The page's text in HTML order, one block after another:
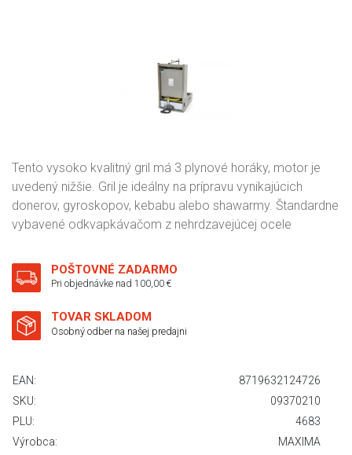
Tento vysoko kvalitný gril má 3 plynové horáky, motor je
uvedený nižšie. Gril je ideálny na prípravu vynikajúcich
donerov, gyroskopov, kebabu alebo shawarmy. Štandardne
vybavené odkvapkávačom z nehrdzavejúcej ocele
POŠTOVNÉ ZADARMO
Pri objednávke nad 100,00 €
TOVAR SKLADOM
Osobný odber na našej predajni
EAN:
8719632124726
SKU:
09370210
PLU:
4683
Výrobca:
MAXIMA